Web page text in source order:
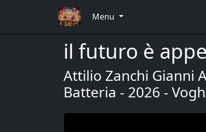
Menu
il futuro è
Attilio Zanchi Gianni
Batteria - 2026 -